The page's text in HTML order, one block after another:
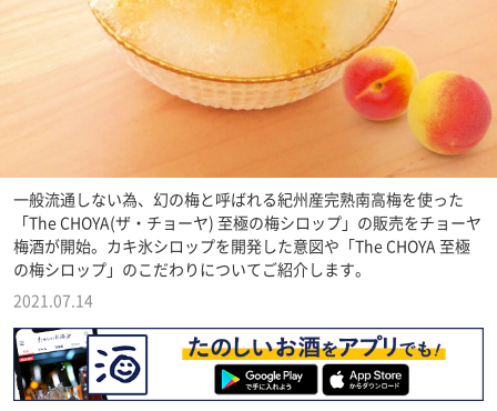
一般流通しない為、幻の梅と呼ばれる紀州産完熟南高梅を使った
「The CHOYA(ザ・チョーヤ) 至極の梅シロップ」の販売をチョーヤ
梅酒が開始。カキ氷シロップを開発した意図や「The CHOYA 至極
の梅シロップ」のこだわりについてご紹介します。
2021.07.14